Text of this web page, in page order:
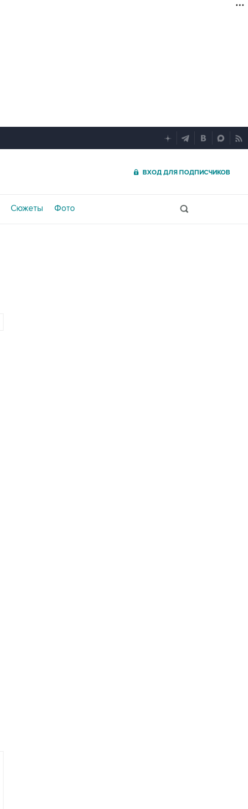
ВХОД ДЛЯ ПОДПИСЧИКОВ
Сюжеты Фото